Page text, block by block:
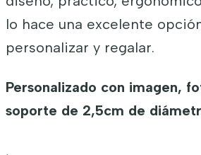
lo hace una excelente
personalizar y regalar.
Personalizado con imagen,
soporte de 2,5cm de